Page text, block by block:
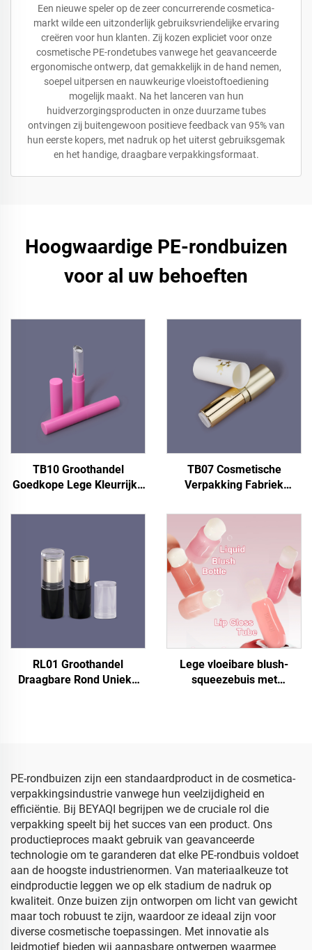
Een nieuwe speler op de zeer concurrerende cosmetica-
markt wilde een uitzonderlijk gebruiksvriendelijke ervaring
creëren voor hun klanten. Zij kozen expliciet voor onze
cosmetische PE-rondetubes vanwege het geavanceerde
ergonomische ontwerp, dat gemakkelijk in de hand nemen,
soepel uitpersen en nauwkeurige vloeistoftoediening
mogelijk maakt. Na het lanceren van hun
huidverzorgingsproducten in onze duurzame tubes
ontvingen zij buitengewoon positieve feedback van 95% van
hun eerste kopers, met nadruk op het uiterst gebruiksgemak
en het handige, draagbare verpakkingsformaat.
Hoogwaardige PE-rondbuizen
voor al uw behoeften
TB10 Groothandel
Goedkope Lege Kleurrijke
Cosmetische Plastic
Aangepaste Lippenstift
Tube Verpakking
TB07 Cosmetische
Verpakking Fabriek
Lipbalsem
Verpakkingscontainer Mini
4 g Ronde Plastic Witte
Gouden Lippenstift Tubes
RL01 Groothandel
Draagbare Rond Unieke
Leverancier
Lege vloeibare blush-
squeezebuis met
OEM-fabrikant
PE-rondbuizen zijn een standaardproduct in de cosmetica-
verpakkingsindustrie vanwege hun veelzijdigheid en
efficiëntie. Bij BEYAQI begrijpen we de cruciale rol die
verpakking speelt bij het succes van een product. Ons
productieproces maakt gebruik van geavanceerde
technologie om te garanderen dat elke PE-rondbuis voldoet
aan de hoogste industrienormen. Van materiaalkeuze tot
eindproductie leggen we op elk stadium de nadruk op
kwaliteit. Onze buizen zijn ontworpen om licht van gewicht
maar toch robuust te zijn, waardoor ze ideaal zijn voor
diverse cosmetische toepassingen. Met innovatie als
leidmotief bieden wij aanpasbare ontwerpen waarmee